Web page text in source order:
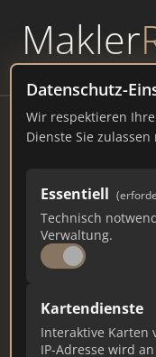
Makler
powered by
Datenschutz-
Wir respektieren
Dienste Sie zulassen
Essentiell
Technisch
Verwaltung.
Kartendienste
Interaktive Karten
IP-Adresse wird
rfo -
485